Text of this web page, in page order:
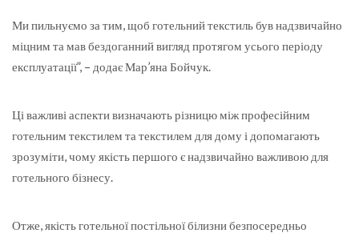
Ми пильнуємо за тим, щоб готельний текстиль був надзвичайно
міцним та мав бездоганний вигляд протягом усього періоду
експлуатації”, – додає Мар’яна Бойчук.
Ці важливі аспекти визначають різницю між професійним
готельним текстилем та текстилем для дому і допомагають
зрозуміти, чому якість першого є надзвичайно важливою для
готельного бізнесу.
Отже, якість готельної постільної білизни безпосередньо